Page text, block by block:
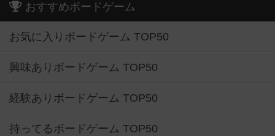
おすすめボードゲーム
お気に入りボードゲーム TOP50
興味ありボードゲーム TOP50
経験ありボードゲーム TOP50
持ってるボードゲーム TOP50